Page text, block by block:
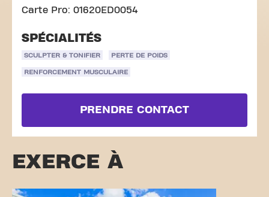
Carte Pro: 01620ED0054
SPÉCIALITÉS
SCULPTER & TONIFIER PERTE DE POIDS
RENFORCEMENT MUSCULAIRE
PRENDRE CONTACT
EXERCE À